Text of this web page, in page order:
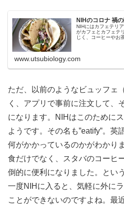
NIHのコロナ 禍
NIHにはカフェテリ
がカフェとカフェテ
じく、コーヒーやお
www.utsubiology.com
ただ、以前のようなビュッフェ
く、アプリで事前に注文して、
になります。NIHはこのために
ようです。その名も”eatify”。英
何がかかっているのかがわかり
食だけでなく、スタバのコーヒ
倒的に便利になりました。とい
一度NIHに入ると、気軽に外に
ことができないのですよね。最